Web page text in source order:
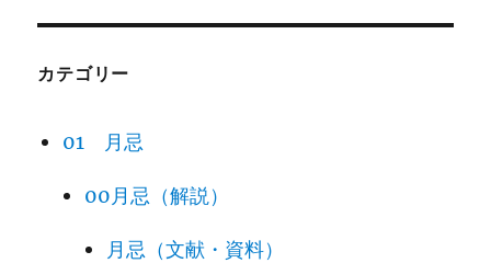
カテゴリー
01 月忌
00月忌（解説）
月忌（文献・資料）